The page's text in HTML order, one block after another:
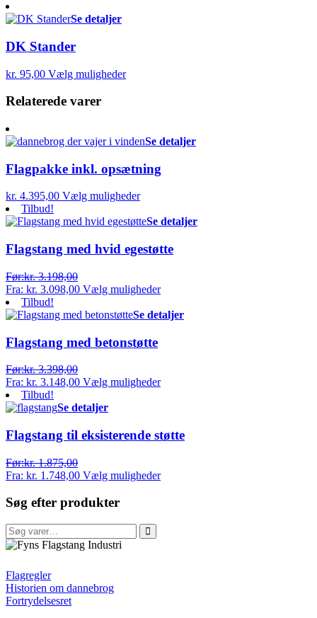
Se detaljer
DK Stander
kr. 95,00 Vælg muligheder
Relaterede varer
Se detaljer
Flagpakke inkl. opsætning
kr. 4.395,00 Vælg muligheder
Tilbud!
Se detaljer
Flagstang med hvid egestøtte
Før:kr.3.198,00
Fra: kr. 3.098,00 Vælg muligheder
Tilbud!
Se detaljer
Flagstang med betonstøtte
Før:kr.3.398,00
Fra: kr. 3.148,00 Vælg muligheder
Tilbud!
Se detaljer
Flagstang til eksisterende støtte
Før:kr.1.875,00
Fra: kr. 1.748,00 Vælg muligheder
Søg efter produkter
Søg
efter:
FFI
Flagregler
Historien om dannebrog
Fortrydelsesret